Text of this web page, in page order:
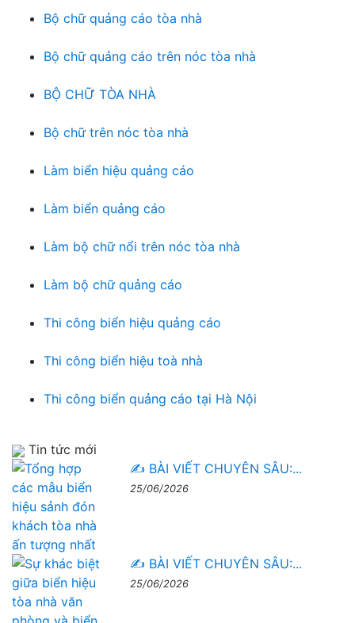
Bộ chữ quảng cáo tòa nhà
Bộ chữ quảng cáo trên nóc tòa nhà
BỘ CHỮ TÒA NHÀ
Bộ chữ trên nóc tòa nhà
Làm biển hiệu quảng cáo
Làm biển quảng cáo
Làm bộ chữ nổi trên nóc tòa nhà
Làm bộ chữ quảng cáo
Thi công biển hiệu quảng cáo
Thi công biển hiệu toà nhà
Thi công biển quảng cáo tại Hà Nội
Tin tức mới
✍️ BÀI VIẾT CHUYÊN SÂU:...
25/06/2026
✍️ BÀI VIẾT CHUYÊN SÂU:...
25/06/2026